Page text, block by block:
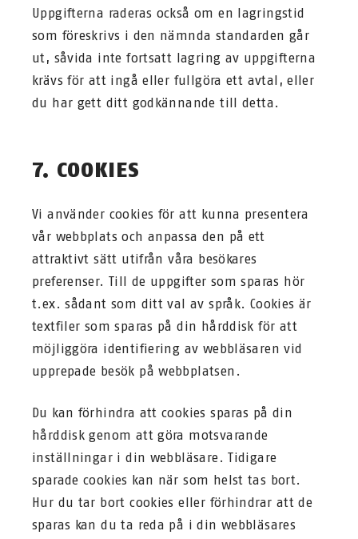
Uppgifterna raderas också om en lagringstid
som föreskrivs i den nämnda standarden går
ut, såvida inte fortsatt lagring av uppgifterna
krävs för att ingå eller fullgöra ett avtal, eller
du har gett ditt godkännande till detta.
7. COOKIES
Vi använder cookies för att kunna presentera
vår webbplats och anpassa den på ett
attraktivt sätt utifrån våra besökares
preferenser. Till de uppgifter som sparas hör
t.ex. sådant som ditt val av språk. Cookies är
textfiler som sparas på din hårddisk för att
möjliggöra identifiering av webbläsaren vid
upprepade besök på webbplatsen.
Du kan förhindra att cookies sparas på din
hårddisk genom att göra motsvarande
inställningar i din webbläsare. Tidigare
sparade cookies kan när som helst tas bort.
Hur du tar bort cookies eller förhindrar att de
sparas kan du ta reda på i din webbläsares